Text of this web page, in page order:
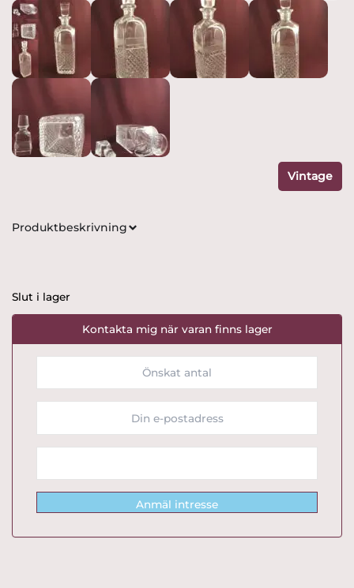
Vintage
Produktbeskrivning
Slut i lager
Kontakta mig när varan finns lager
Anmäl intresse